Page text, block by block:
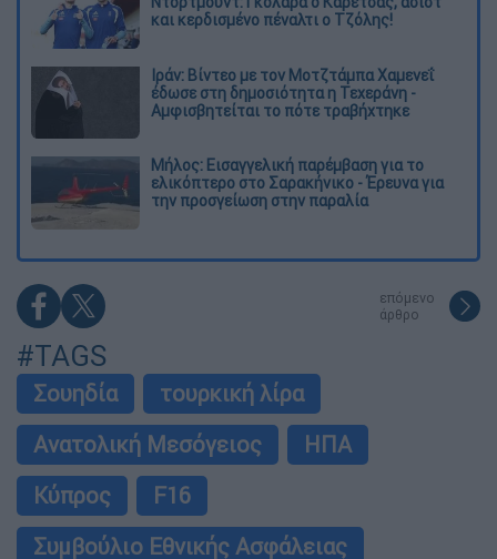
και κερδισμένο πέναλτι ο Τζόλης!
Ιράν: Βίντεο με τον Μοτζτάμπα Χαμενεΐ
έδωσε στη δημοσιότητα η Τεχεράνη -
Αμφισβητείται το πότε τραβήχτηκε
Μήλος: Εισαγγελική παρέμβαση για το
ελικόπτερο στο Σαρακήνικο - Έρευνα για
την προσγείωση στην παραλία
επόμενο
άρθρο
#TAGS
Σουηδία
τουρκική λίρα
Ανατολική Μεσόγειος
ΗΠΑ
Κύπρος
F16
Συμβούλιο Εθνικής Ασφάλειας